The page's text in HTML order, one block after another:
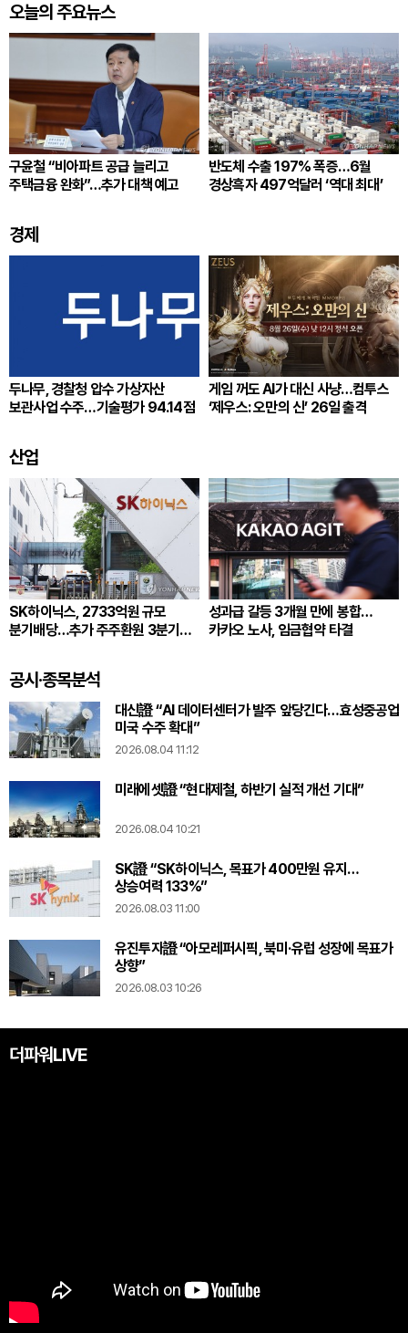
오늘의 주요뉴스
구윤철 “비아파트 공급 늘리고
주택금융 완화”…추가 대책 예고
반도체 수출 197% 폭증…6월
경상흑자 497억달러 ‘역대 최대’
경제
두나무, 경찰청 압수 가상자산
보관사업 수주…기술평가 94.14점
게임 꺼도 AI가 대신 사냥…컴투스
‘제우스: 오만의 신’ 26일 출격
산업
SK하이닉스, 2733억원 규모
분기배당…추가 주주환원 3분기
성과급 갈등 3개월 만에 봉합…
카카오 노사, 임금협약 타결
공시·종목분석
대신證 “AI 데이터센터가 발주 앞당긴다…효성중공업
미국 수주 확대”
2026.08.04 11:12
미래에셋證 “현대제철, 하반기 실적 개선 기대”
2026.08.04 10:21
SK證 “SK하이닉스, 목표가 400만원 유지…
상승여력 133%”
2026.08.03 11:00
유진투자證 “아모레퍼시픽, 북미·유럽 성장에 목표가
상향”
2026.08.03 10:26
더파워LIVE